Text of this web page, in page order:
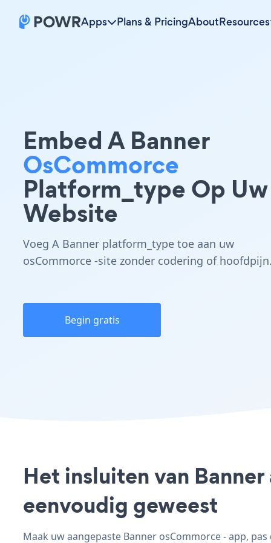
Apps Plans & PricingAboutResources
Embed A Banner
OsCommorce
Platform_type Op Uw
Website
Voeg A Banner platform_type toe aan uw
osCommorce -site zonder codering of
Begin gratis
Het insluiten van
eenvoudig geweest
Maak uw aangepaste Banner osCommorce - app,